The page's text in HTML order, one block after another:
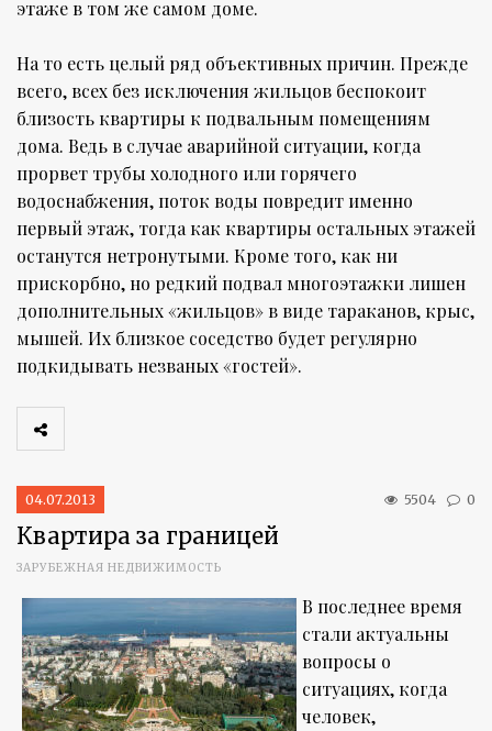
этаже в том же самом доме.
На то есть целый ряд объективных причин. Прежде
всего, всех без исключения жильцов беспокоит
близость квартиры к подвальным помещениям
дома. Ведь в случае аварийной ситуации, когда
прорвет трубы холодного или горячего
водоснабжения, поток воды повредит именно
первый этаж, тогда как квартиры остальных этажей
останутся нетронутыми. Кроме того, как ни
прискорбно, но редкий подвал многоэтажки лишен
дополнительных «жильцов» в виде тараканов, крыс,
мышей. Их близкое соседство будет регулярно
подкидывать незваных «гостей».
04.07.2013 5504 0
Квартира за границей
ЗАРУБЕЖНАЯ НЕДВИЖИМОСТЬ
В последнее время
стали актуальны
вопросы о
ситуациях, когда
человек,